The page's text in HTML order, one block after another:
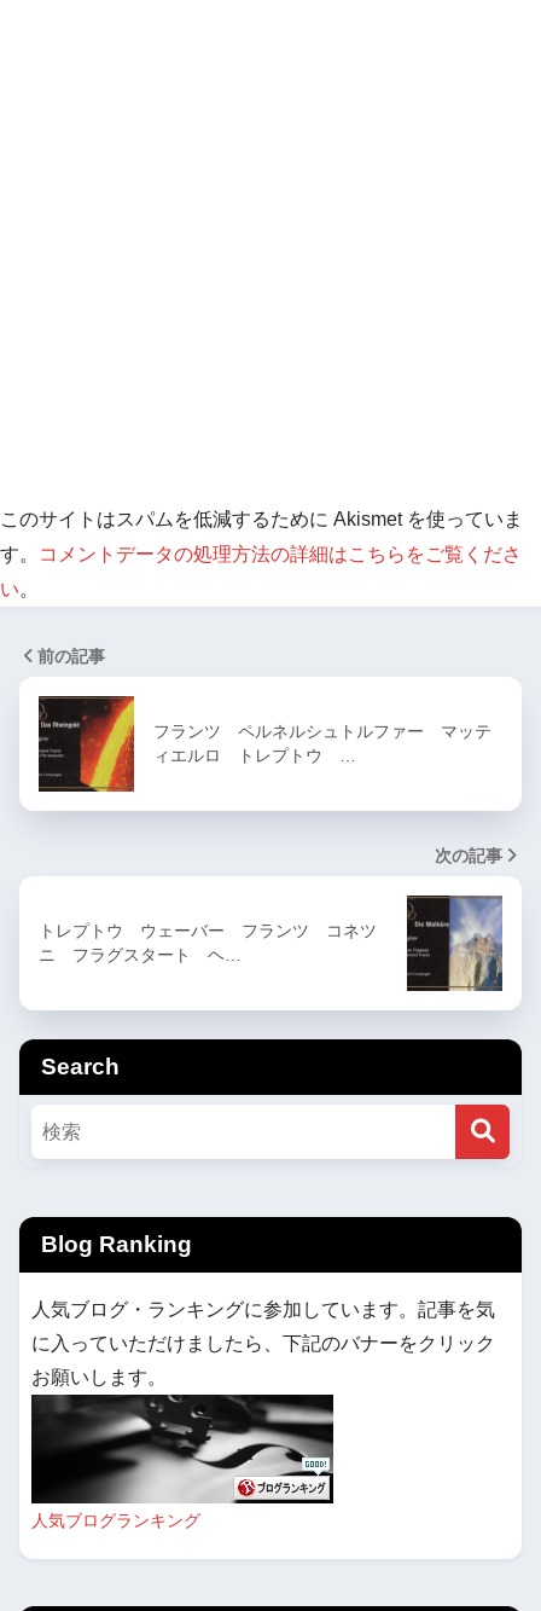
このサイトはスパムを低減するために Akismet を使っていま
す。
コメントデータの処理方法の詳細はこちらをご覧くださ
い。
前の記事
フランツ ペルネルシュトルファー マッテ
ィエルロ トレプトウ …
次の記事
トレプトウ ウェーバー フランツ コネツ
ニ フラグスタート ヘ…
Search
Blog Ranking
人気ブログ・ランキングに参加しています。記事を気
に入っていただけましたら、下記のバナーをクリック
お願いします。
人気ブログランキング